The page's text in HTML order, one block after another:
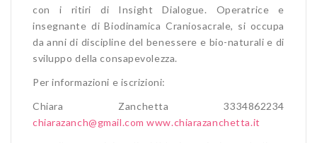
con i ritiri di Insight Dialogue. Operatrice e
insegnante di Biodinamica Craniosacrale, si occupa
da anni di discipline del benessere e bio-naturali e di
sviluppo della consapevolezza.
Per informazioni e iscrizioni:
Chiara Zanchetta 3334862234
chiarazanch@gmail.com www.chiarazanchetta.it